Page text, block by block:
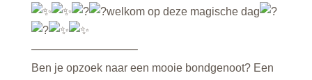
welkom op deze magische dag
—————————–
Ben je opzoek naar een mooie bondgenoot? Een